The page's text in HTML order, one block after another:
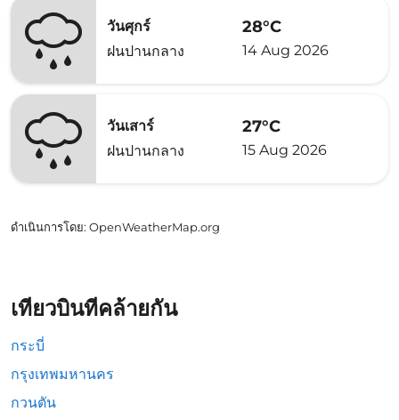
วันศุกร์
ฝนปานกลาง
28°C
14 Aug 2026
วันเสาร์
ฝนปานกลาง
27°C
15 Aug 2026
ดำเนินการโดย: OpenWeatherMap.org
เที่ยวบินที่คล้ายกัน
กระบี่
กรุงเทพมหานคร
กวนตัน